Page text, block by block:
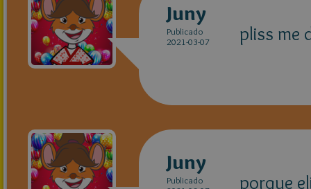
Juny
Publicado
2021-03-07
pliss me
Juny
Publicado
porque